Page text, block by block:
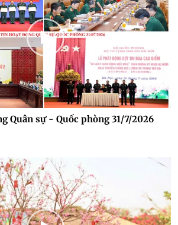
Quân sự - Quốc phòng 31/7/2026